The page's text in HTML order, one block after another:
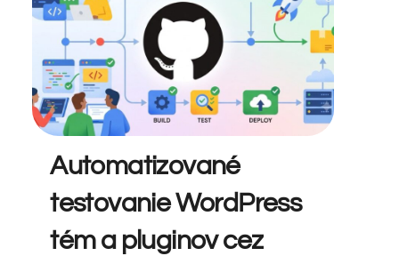
Automatizované
testovanie WordPress
tém a pluginov cez